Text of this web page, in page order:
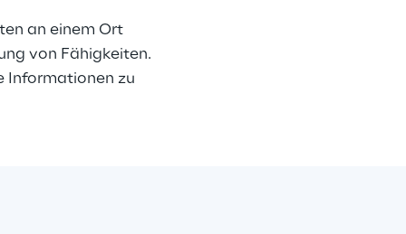
an einem Ort
von Fähigkeiten.
Informationen zu